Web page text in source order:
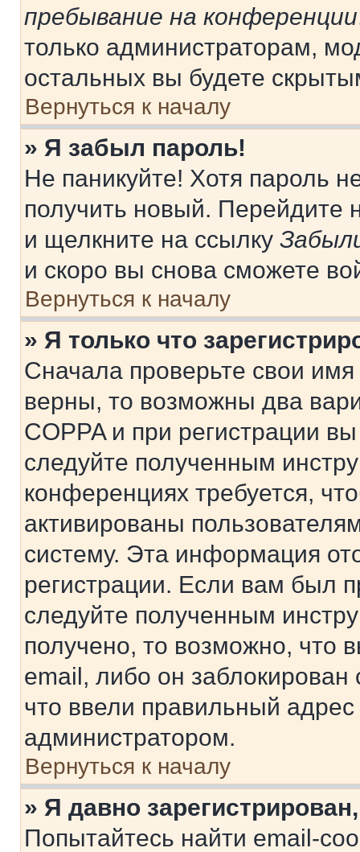
пребывание на конференции
только администраторам,
остальных вы будете
Вернуться к началу
» Я забыл пароль!
Не паникуйте! Хотя пароль
получить новый. Перейдите
и щелкните на ссылку
и скоро вы снова сможете
Вернуться к началу
» Я только что
Сначала проверьте свои
верны, то возможны два
COPPA и при регистрации
следуйте полученным
конференциях требуется,
активированы
систему. Эта информация
регистрации. Если вам был
следуйте полученным
получено, то возможно, что
email, либо он
что ввели правильный адрес
администратором.
Вернуться к началу
» Я давно
Попытайтесь найти email-